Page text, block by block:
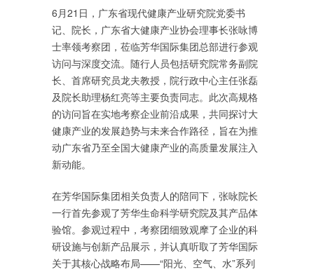
6月21日，广东省现代健康产业研究院党委书
记、院长，广东省大健康产业协会理事长张咏博
士率领考察团，莅临芳华国际集团总部进行参观
访问与深度交流。随行人员包括研究院常务副院
长、首席研究员龙夫教授，院行政中心主任张磊
及院长助理杨红亮等主要负责同志。此次高规格
的访问旨在实地考察企业前沿成果，共同探讨大
健康产业的发展趋势与未来合作路径，旨在为推
动广东省乃至全国大健康产业的高质量发展注入
新动能。
在芳华国际集团相关负责人的陪同下，张咏院长
一行首先参观了芳华生命科学研究院及其产品体
验馆。参观过程中，考察团细致观摩了企业的科
研设施与创新产品展示，并认真听取了芳华国际
关于其核心战略布局——“阳光、空气、水”系列